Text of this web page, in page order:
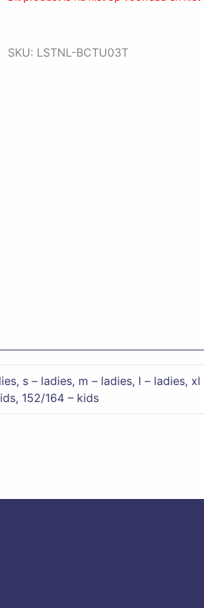
SKU: LSTNL-BCTU03T
s – ladies, m – ladies, l – ladies,
152/164 – kids